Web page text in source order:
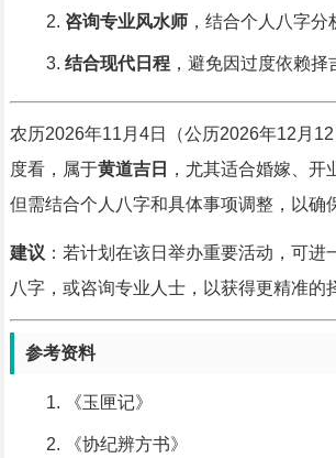
咨询专业风水师，结合个人八字分
结合现代日程，避免因过度依赖择
农历2026年11月4日（公历2026年12月
度看，属于黄道吉日
，尤其适合婚嫁、开
但需结合个人八字和具体事项调整，以确
建议 ：若计划在该日举办重要活动，可进
八字，或咨询专业人士，以获得更精准的
参考资料
《玉匣记》
《协纪辨方书》